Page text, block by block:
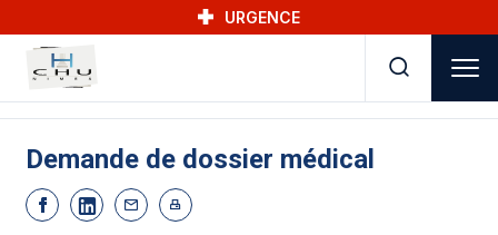
URGENCE
Demande de dossier médical